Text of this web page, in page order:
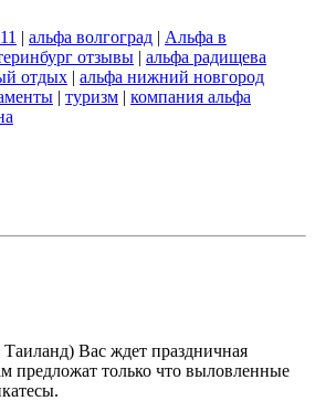
| альфа волгоград | Альфа в
отзывы | альфа радищева
отдых | альфа нижний новгород
| туризм | компания альфа
Вас ждет праздничная
предложат только что выловленные